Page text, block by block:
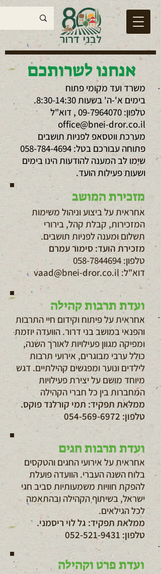
אנחנו לשרותכם
משרד ועד מקומי פתוח
בימים א'-ה' בשעות 8:30-14:30.
טלפון:09-7964070 , דוא"ל
office@bnei-dror.co.il
מערכת ווטסאפ לפניות תושבים
פתוחה עבורכם בטל: 058-784-4694
שימו לב המענה להודעות הינו בימים
ושעות פעילות הועד.
מזכירת המושב
אחראית על ביצוע וניהול משימות
המזכירות, קבלת קהל, בירורי
תשלום ומענה לפניות תושבים.
מזכירת הועד:סימור עמרם
טלפון: 058-7844694
דוא"ל: vaad@bnei-dror.co.il
ועדת תרבות קהילה
אחראית על פיתוח וקידום חיי התרבות
והפנאי במושב בני דרור. הוועדה יוזמת
ומפיקה מגוון פעילויות לאורך השנה,
כולל ערבי מבוגרים, אירועי תרבות
לילדים ונוער ומפגשים קהילתיים. דגש
מיוחד מושם על יצירת פעילויות
המחברות בין כל חברי הקהילה
ממלאת תפקיד: תמי קורלנד פוקס.
טלפון: 054-569-6972
ועדת תרבות חגים
אחראית על אירועי החגים והטקסים
בלוח השנה העברי. הוועדה פועלת
להפקת חוויות משמעותיות סביב חגי
ישראל, בשיתוף הקהילה ובהתאמה
לכל הגילאים.​
ממלאת תפקיד: גל לוי ריסמני.
טלפון: 052-521-9431
ועדת פרט וקהילה